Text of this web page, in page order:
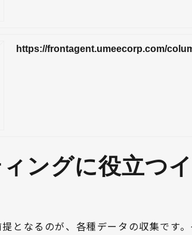
https://frontagent.umeecorp.com/
ングに役立つ
となるのが、各種データの収集です